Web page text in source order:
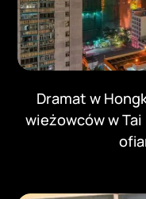
Dramat w
wieżowców w Tai